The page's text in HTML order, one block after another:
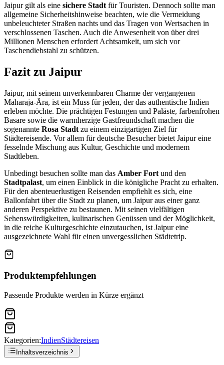
Jaipur gilt als eine sichere Stadt für Touristen. Dennoch sollte man
allgemeine Sicherheitshinweise beachten, wie die Vermeidung
unbeleuchteter Straßen nachts und das Tragen von Wertsachen in
verschlossenen Taschen. Auch die Anwesenheit von über drei
Millionen Menschen erfordert Achtsamkeit, um sich vor
Taschendiebstahl zu schützen.
Fazit zu Jaipur
Jaipur, mit seinem unverkennbaren Charme der vergangenen
Maharaja-Ära, ist ein Muss für jeden, der das authentische Indien
erleben möchte. Die prächtigen Festungen und Paläste, farbenfrohen
Basare sowie die warmherzige Gastfreundschaft machen die
sogenannte Rosa Stadt zu einem einzigartigen Ziel für
Städtereisende. Vor allem für deutsche Besucher bietet Jaipur eine
fesselnde Mischung aus Kultur, Geschichte und modernem
Stadtleben.
Unbedingt besuchen sollte man das Amber Fort und den
Stadtpalast, um einen Einblick in die königliche Pracht zu erhalten.
Für den abenteuerlustigen Reisenden empfiehlt es sich, eine
Ballonfahrt über die Stadt zu planen, um Jaipur aus einer ganz
anderen Perspektive zu bestaunen. Mit seinen vielfältigen
Sehenswürdigkeiten, kulinarischen Genüssen und der Möglichkeit,
in die reiche Kulturgeschichte einzutauchen, ist Jaipur eine
ausgezeichnete Wahl für einen unvergesslichen Städtetrip.
Produktempfehlungen
Passende Produkte werden in Kürze ergänzt
Kategorien:IndienStädtereisen
Inhaltsverzeichnis